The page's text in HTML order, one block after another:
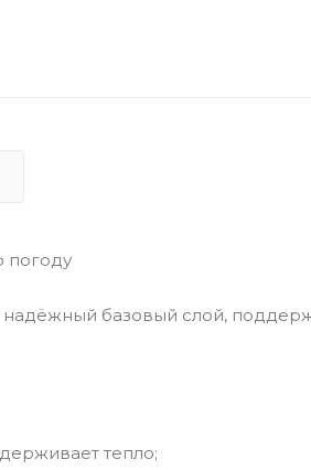
погоду
надёжный базовый слой,
тепло;